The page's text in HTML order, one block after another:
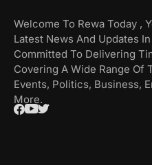
Welcome To Rewa Today ,
Latest News And Updates
Committed To Delivering
Covering A Wide Range Of
Events, Politics, Business,
More.